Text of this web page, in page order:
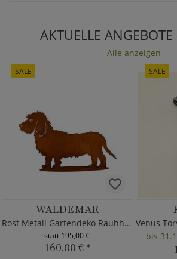
AKTUELLE ANGEBOTE
Alle anzeigen
SALE
WALDEMAR
Rost Metall Gartendeko Rauhhaardackel
statt195,00 €
160,00 € *
SALE
bis